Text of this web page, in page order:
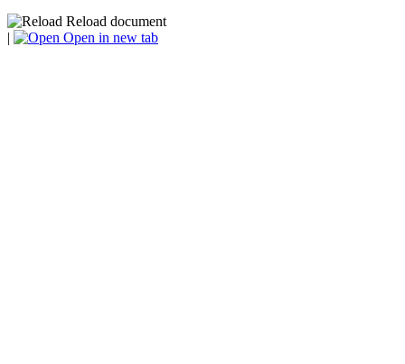
Reload document
|
Open in new tab